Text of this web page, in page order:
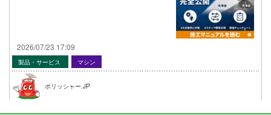
2026/07/23 17:09
製品・サービス マシン
ポリッシャー.JP